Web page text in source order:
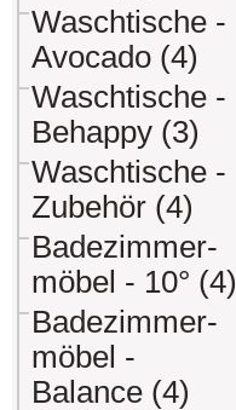
Waschtische -
Avocado (4)
Waschtische -
Behappy (3)
Waschtische -
Zubehör (4)
Badezimmer-
möbel - 10° (4)
Badezimmer-
möbel -
Balance (4)